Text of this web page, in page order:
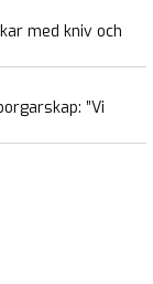
med kniv och
”Vi